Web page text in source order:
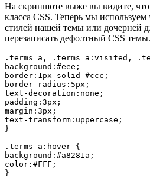
На скриншоте выже вы видите, что
класса CSS. Теперь мы используем
стилей нашей темы или дочерней
перезаписать дефолтный CSS темы.
.terms a, .terms a:visited,
background:#eee;
border:1px solid #ccc;
border-radius:5px;
text-decoration:none;
padding:3px;
margin:3px;
text-transform:uppercase;
}
.terms a:hover {
background:#a8281a;
color:#FFF;
}